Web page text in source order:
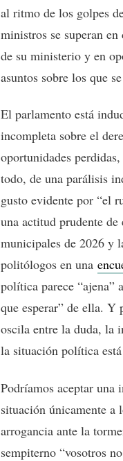
al ritmo de los golpes
ministros se superan
de su ministerio y en
asuntos sobre los que
El parlamento está
incompleta sobre el
oportunidades
todo, de una parálisis
gusto evidente por “el
una actitud prudente
municipales de 2026 y
politólogos en una
política parece “ajena”
que esperar” de ella. Y
oscila entre la duda, la
la situación política
Podríamos aceptar una
situación únicamente a
arrogancia ante la
sempiterno “vosotros